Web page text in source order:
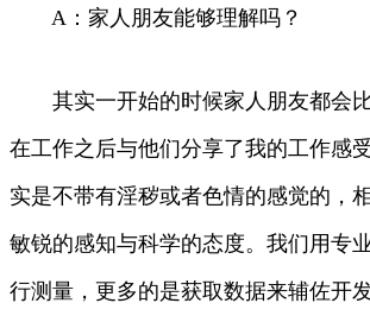
A：家人朋友能够理解吗？
其实一开始的时候家人朋友都会
在工作之后与他们分享了我的工作感
实是不带有淫秽或者色情的感觉的，
敏锐的感知与科学的态度。我们用专
行测量，更多的是获取数据来辅佐开